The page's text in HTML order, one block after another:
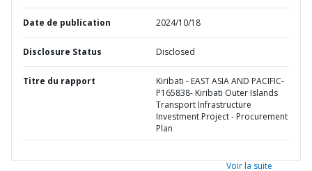
Date de publication 2024/10/18
Disclosure Status Disclosed
Titre du rapport
Kiribati - EAST ASIA AND PACIFIC-
P165838- Kiribati Outer Islands
Transport Infrastructure
Investment Project - Procurement
Plan
Voir la suite